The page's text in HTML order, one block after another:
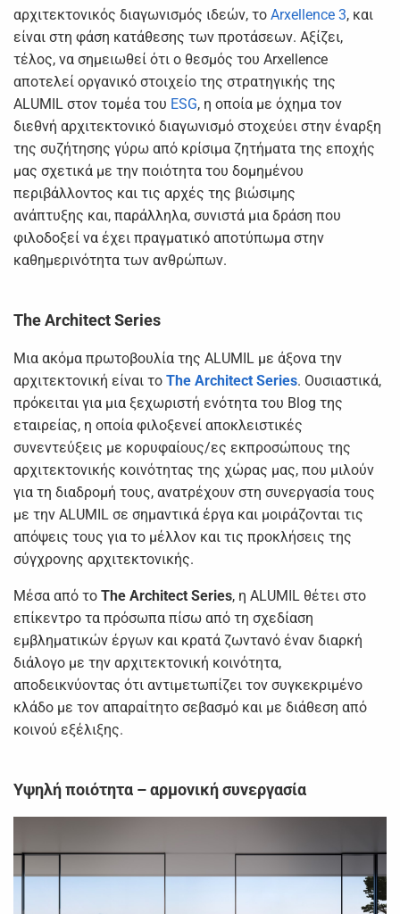
αρχιτεκτονικός διαγωνισμός ιδεών, το Arxellence 3, και
είναι στη φάση κατάθεσης των προτάσεων. Αξίζει,
τέλος, να σημειωθεί ότι ο θεσμός του Arxellence
αποτελεί οργανικό στοιχείο της στρατηγικής της
ALUMIL στον τομέα του ESG, η οποία με όχημα τον
διεθνή αρχιτεκτονικό διαγωνισμό στοχεύει στην έναρξη
της συζήτησης γύρω από κρίσιμα ζητήματα της εποχής
μας σχετικά με την ποιότητα του δομημένου
περιβάλλοντος και τις αρχές της βιώσιμης
ανάπτυξης και, παράλληλα, συνιστά μια δράση που
φιλοδοξεί να έχει πραγματικό αποτύπωμα στην
καθημερινότητα των ανθρώπων.
TheArchitectSeries
Μια ακόμα πρωτοβουλία της ALUMIL με άξονα την
αρχιτεκτονική είναι το The Architect Series. Ουσιαστικά,
πρόκειται για μια ξεχωριστή ενότητα του Blog της
εταιρείας, η οποία φιλοξενεί αποκλειστικές
συνεντεύξεις με κορυφαίους/ες εκπροσώπους της
αρχιτεκτονικής κοινότητας της χώρας μας, που μιλούν
για τη διαδρομή τους, ανατρέχουν στη συνεργασία τους
με την ALUMIL σε σημαντικά έργα και μοιράζονται τις
απόψεις τους για το μέλλον και τις προκλήσεις της
σύγχρονης αρχιτεκτονικής.
Μέσα από το The Architect Series, η ALUMIL θέτει στο
επίκεντρο τα πρόσωπα πίσω από τη σχεδίαση
εμβληματικών έργων και κρατά ζωντανό έναν διαρκή
διάλογο με την αρχιτεκτονική κοινότητα,
αποδεικνύοντας ότι αντιμετωπίζει τον συγκεκριμένο
κλάδο με τον απαραίτητο σεβασμό και με διάθεση από
κοινού εξέλιξης.
Υψηλή ποιότητα – αρμονική συνεργασία